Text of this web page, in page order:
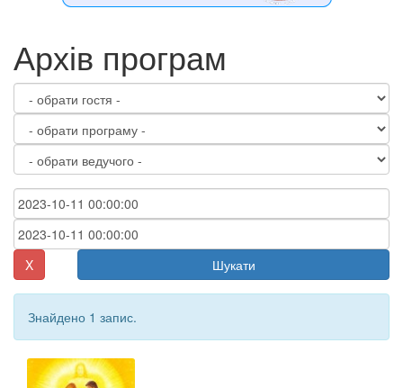
Архів програм
X Шукати
Знайдено 1 запис.